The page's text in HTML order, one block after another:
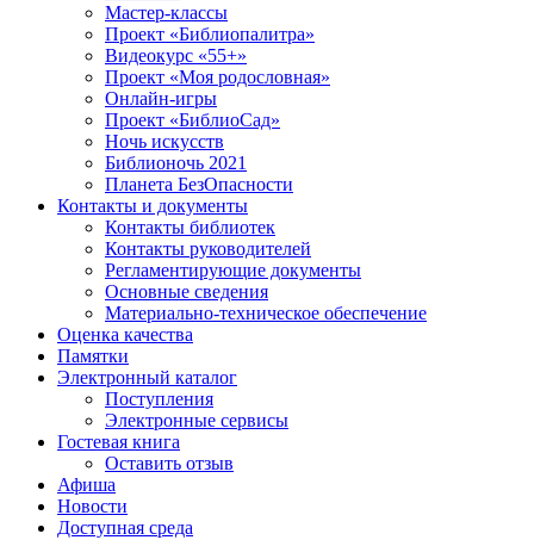
Мастер-классы
Проект «Библиопалитра»
Видеокурс «55+»
Проект «Моя родословная»
Онлайн-игры
Проект «БиблиоСад»
Ночь искусств
Библионочь 2021
Планета БезОпасности
Контакты и документы
Контакты библиотек
Контакты руководителей
Регламентирующие документы
Основные сведения
Материально-техническое обеспечение
Оценка качества
Памятки
Электронный каталог
Поступления
Электронные сервисы
Гостевая книга
Оставить отзыв
Афиша
Новости
Доступная среда